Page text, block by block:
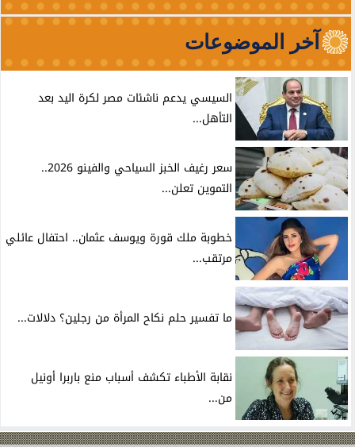
آخر الموضوعات
السيسي يدعم ناشئات مصر لكرة اليد بعد
التأهل...
سعر رغيف الخبز السياحي والفينو 2026..
التموين تعلن...
خطوبة ملك قورة ويوسف عثمان.. احتفال عائلي
مرتقب...
ما تفسير حلم نكاح المرأة من رجلين؟ دلالات...
نقابة الأطباء تكشف أسباب منع باربرا أونيل
من...